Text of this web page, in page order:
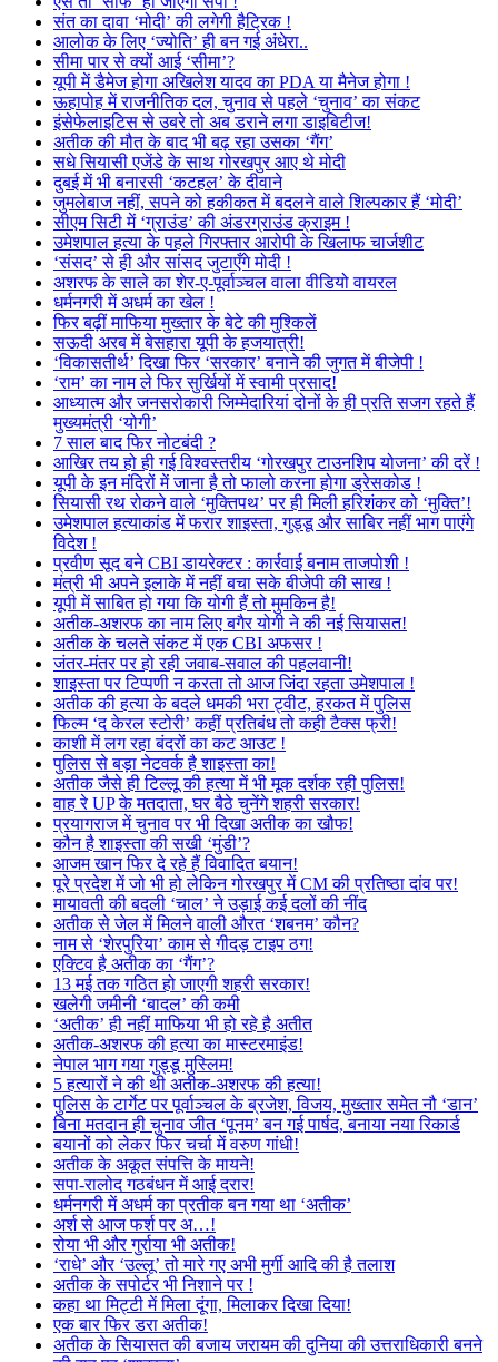
संत का दावा ‘मोदी’ की लगेगी हैट्रिक !
आलोक के लिए ‘ज्योति’ ही बन गई अंधेरा..
सीमा पार से क्यों आई ‘सीमा’?
यूपी में डैमेज होगा अखिलेश यादव का PDA या मैनेज होगा !
ऊहापोह में राजनीतिक दल, चुनाव से पहले ‘चुनाव’ का संकट
इंसेफेलाइटिस से उबरे तो अब डराने लगा डाइबिटीज!
अतीक की मौत के बाद भी बढ़ रहा उसका ‘गैंग’
सधे सियासी एजेंडे के साथ गोरखपुर आए थे मोदी
दुबई में भी बनारसी ‘कटहल’ के दीवाने
जुमलेबाज नहीं, सपने को हकीकत में बदलने वाले शिल्पकार हैं ‘मोदी’
सीएम सिटी में ‘ग्राउंड’ की अंडरग्राउंड क्राइम !
उमेशपाल हत्या के पहले गिरफ्तार आरोपी के खिलाफ चार्जशीट
‘संसद’ से ही और सांसद जुटाएँगे मोदी !
अशरफ के साले का शेर-ए-पूर्वाञ्चल वाला वीडियो वायरल
धर्मनगरी में अधर्म का खेल !
फिर बढ़ीं माफिया मुख्तार के बेटे की मुश्किलें
सऊदी अरब में बेसहारा यूपी के हजयात्री!
‘विकासतीर्थ’ दिखा फिर ‘सरकार’ बनाने की जुगत में बीजेपी !
‘राम’ का नाम ले फिर सुर्खियों में स्वामी प्रसाद!
आध्यात्म और जनसरोकारी जिम्मेदारियां दोनों के ही प्रति सजग रहते हैं
मुख्यमंत्री ‘योगी’
7 साल बाद फिर नोटबंदी ?
आखिर तय हो ही गई विश्वस्तरीय ‘गोरखपुर टाउनशिप योजना’ की दरें !
यूपी के इन मंदिरों में जाना है तो फालो करना होगा ड्रेसकोड !
सियासी रथ रोकने वाले ‘मुक्तिपथ’ पर ही मिली हरिशंकर को ‘मुक्ति’!
उमेशपाल हत्याकांड में फरार शाइस्ता, गुड्डू और साबिर नहीं भाग पाएंगे
विदेश !
प्रवीण सूद बने CBI डायरेक्टर : कार्रवाई बनाम ताजपोशी !
मंत्री भी अपने इलाके में नहीं बचा सके बीजेपी की साख !
यूपी में साबित हो गया कि योगी हैं तो मुमकिन है!
अतीक-अशरफ का नाम लिए बगैर योगी ने की नई सियासत!
अतीक के चलते संकट में एक CBI अफसर !
जंतर-मंतर पर हो रही जवाब-सवाल की पहलवानी!
शाइस्ता पर टिप्पणी न करता तो आज जिंदा रहता उमेशपाल !
अतीक की हत्या के बदले धमकी भरा ट्वीट, हरकत में पुलिस
फिल्म ‘द केरल स्टोरी’ कहीं प्रतिबंध तो कही टैक्स फ्री!
काशी में लग रहा बंदरों का कट आउट !
पुलिस से बड़ा नेटवर्क है शाइस्ता का!
अतीक जैसे ही टिल्लू की हत्या में भी मूक दर्शक रही पुलिस!
वाह रे UP के मतदाता, घर बैठे चुनेंगे शहरी सरकार!
प्रयागराज में चुनाव पर भी दिखा अतीक का खौफ!
कौन है शाइस्ता की सखी ‘मुंडी’?
आजम खान फिर दे रहे हैं विवादित बयान!
पूरे प्रदेश में जो भी हो लेकिन गोरखपुर में CM की प्रतिष्ठा दांव पर!
मायावती की बदली ‘चाल’ ने उड़ाई कई दलों की नींद
अतीक से जेल में मिलने वाली औरत ‘शबनम’ कौन?
नाम से ‘शेरपुरिया’ काम से गीदड़ टाइप ठग!
एक्टिव है अतीक का ‘गैंग’?
13 मई तक गठित हो जाएगी शहरी सरकार!
खलेगी जमीनी ‘बादल’ की कमी
‘अतीक’ ही नहीं माफिया भी हो रहे है अतीत
अतीक-अशरफ की हत्या का मास्टरमाइंड!
नेपाल भाग गया गुड्डू मुस्लिम!
5 हत्यारों ने की थी अतीक-अशरफ की हत्या!
पुलिस के टार्गेट पर पूर्वाञ्चल के ब्रजेश, विजय, मुख्तार समेत नौ ‘डान’
बिना मतदान ही चुनाव जीत ‘पूनम’ बन गई पार्षद, बनाया नया रिकार्ड
बयानों को लेकर फिर चर्चा में वरुण गांधी!
अतीक के अकूत संपत्ति के मायने!
सपा-रालोद गठबंधन में आई दरार!
धर्मनगरी में अधर्म का प्रतीक बन गया था ‘अतीक’
अर्श से आज फर्श पर अ…!
रोया भी और गुर्राया भी अतीक!
‘राधे’ और ‘उल्लू’ तो मारे गए अभी मुर्गी आदि की है तलाश
अतीक के सपोर्टर भी निशाने पर !
कहा था मिट्टी में मिला दूंगा, मिलाकर दिखा दिया!
एक बार फिर डरा अतीक!
अतीक के सियासत की बजाय जरायम की दुनिया की उत्तराधिकारी बनने